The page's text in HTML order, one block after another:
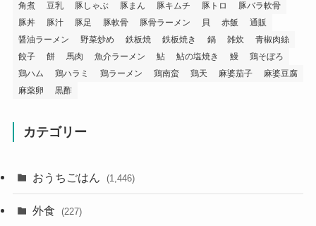
角煮
豆乳 豚しゃぶ 豚まん 豚キムチ 豚トロ
豚バラ軟骨
豚丼
豚汁 豚足 豚軟骨 豚骨ラーメン 貝 赤飯
通販
醤油ラーメン
野菜炒め 鉄板焼 鉄板焼き 鍋 雑炊
青椒肉絲
餃子
餅 馬肉 魚介ラーメン 鮎 鮎の塩焼き 鰻
鶏そぼろ
鶏ハム
鶏ハラミ 鶏ラーメン 鶏南蛮 鶏天 麻婆茄子
麻婆豆腐
麻薬卵
黒酢
カテゴリー
おうちごはん (1,446)
外食 (227)